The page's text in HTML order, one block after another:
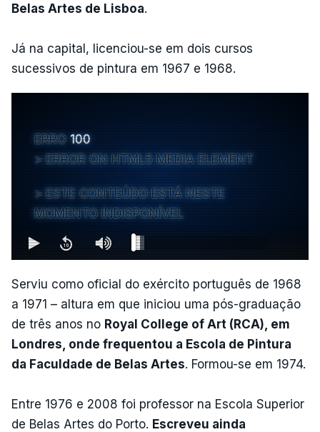
Belas Artes de Lisboa.
Já na capital, licenciou-se em dois cursos
sucessivos de pintura em 1967 e 1968.
ERRO 100
ERROR ON HTML5 MEDIA ELEMENT
ESTE CONTEÚDO ESTÁ NESTE
MOMENTO INDISPONÍVEL
Serviu como oficial do exército português de 1968
a 1971 – altura em que iniciou uma pós-graduação
de três anos no Royal College of Art (RCA), em
Londres, onde frequentou a Escola de Pintura
da Faculdade de Belas Artes. Formou-se em 1974.
Entre 1976 e 2008 foi professor na Escola Superior
de Belas Artes do Porto. Escreveu ainda